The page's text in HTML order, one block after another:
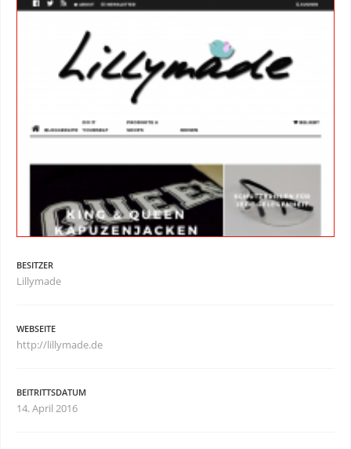
BESITZER
Lillymade
WEBSEITE
http://lillymade.de
BEITRITTSDATUM
14. April 2016